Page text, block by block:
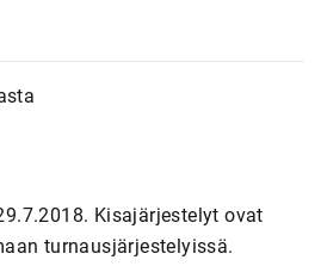
Kisajärjestelyt ovat
turnausjärjestelyissä.